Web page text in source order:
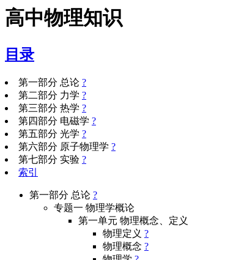
高中物理知识
目录
第一部分 总论 ?
第二部分 力学 ?
第三部分 热学 ?
第四部分 电磁学 ?
第五部分 光学 ?
第六部分 原子物理学 ?
第七部分 实验 ?
索引
第一部分 总论 ?
专题一 物理学概论
第一单元 物理概念、定义
物理定义 ?
物理概念 ?